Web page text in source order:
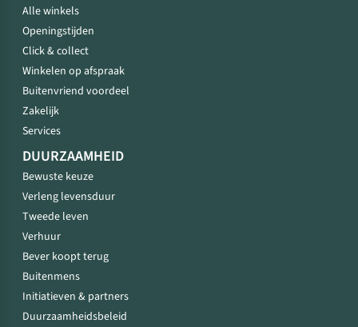
Alle winkels
Openingstijden
Click & collect
Winkelen op afspraak
Buitenvriend voordeel
Zakelijk
Services
DUURZAAMHEID
Bewuste keuze
Verleng levensduur
Tweede leven
Verhuur
Bever koopt terug
Buitenmens
Initiatieven & partners
Duurzaamheidsbeleid